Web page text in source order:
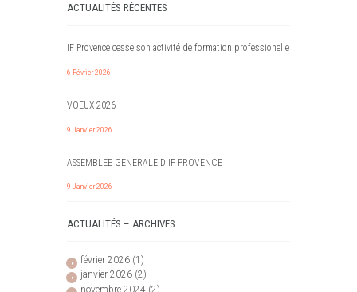
ACTUALITÉS RÉCENTES
IF Provence cesse son activité de formation professionelle
6 Février 2026
VOEUX 2026
9 Janvier 2026
ASSEMBLEE GENERALE D'IF PROVENCE
9 Janvier 2026
ACTUALITÉS – ARCHIVES
février 2026(1)
janvier 2026(2)
novembre 2024(2)